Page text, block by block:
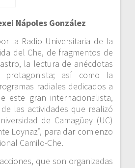
Nápoles González
la Radio Universitaria de la
del Che, de fragmentos de
la lectura de anécdotas
así como la
radiales dedicados a
este gran internacionalista,
las actividades que realizó
de Camagüey (UC)
Loynaz”, para dar comienzo
Camilo-Che.
que son organizadas